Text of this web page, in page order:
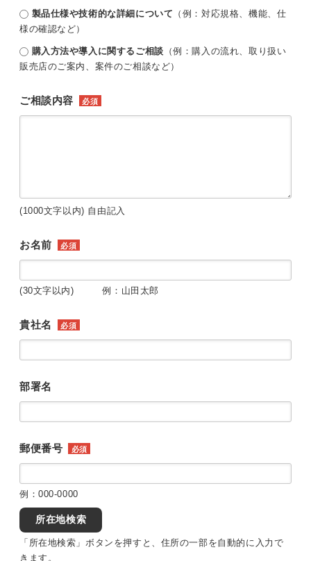
製品仕様や技術的な詳細について （例：対応規格、機能、仕
様の確認など）
購入方法や導入に関するご相談 （例：購入の流れ、取り扱い
販売店のご案内、案件のご相談など）
ご相談内容 必須
(1000文字以内) 自由記入
お名前 必須
(30文字以内) 例：山田太郎
貴社名 必須
部署名
郵便番号 必須
例：000-0000
所在地検索
「所在地検索」ボタンを押すと、住所の一部を自動的に入力で
きます。